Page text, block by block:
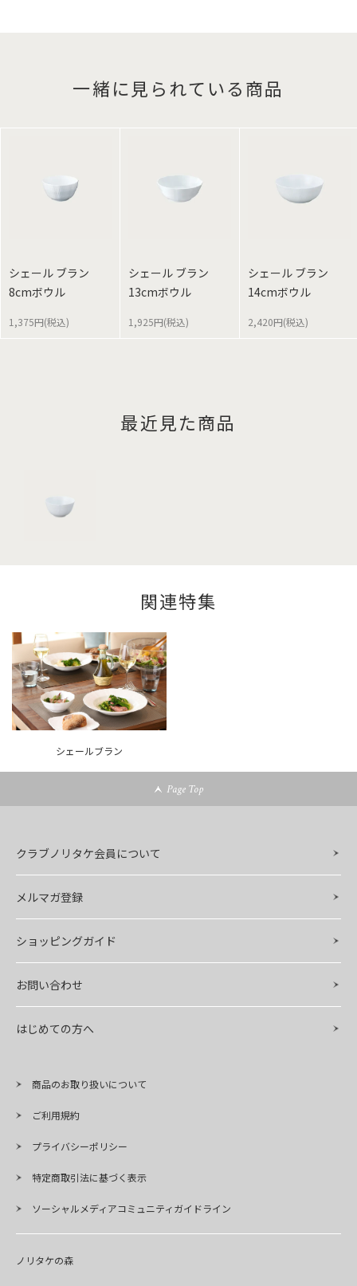
一緒に見られている商品
シェール ブラン
8cmボウル
1,375円(税込)
シェール ブラン
13cmボウル
1,925円(税込)
シェール ブラン
14cmボウル
2,420円(税込)
最近見た商品
関連特集
シェールブラン
Page Top
クラブノリタケ会員について
メルマガ登録
ショッピングガイド
お問い合わせ
はじめての方へ
商品のお取り扱いについて
ご利用規約
プライバシーポリシー
特定商取引法に基づく表示
ソーシャルメディアコミュニティガイドライン
ノリタケの森